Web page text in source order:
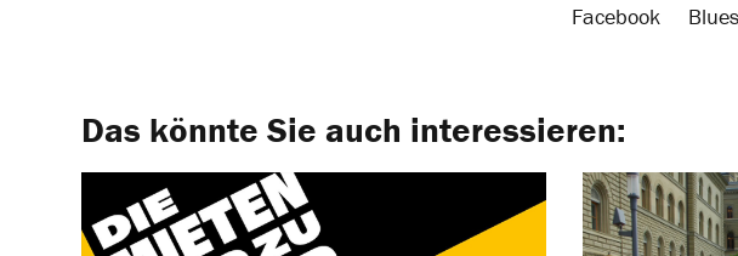
Facebook
Das könnte Sie auch interessieren: